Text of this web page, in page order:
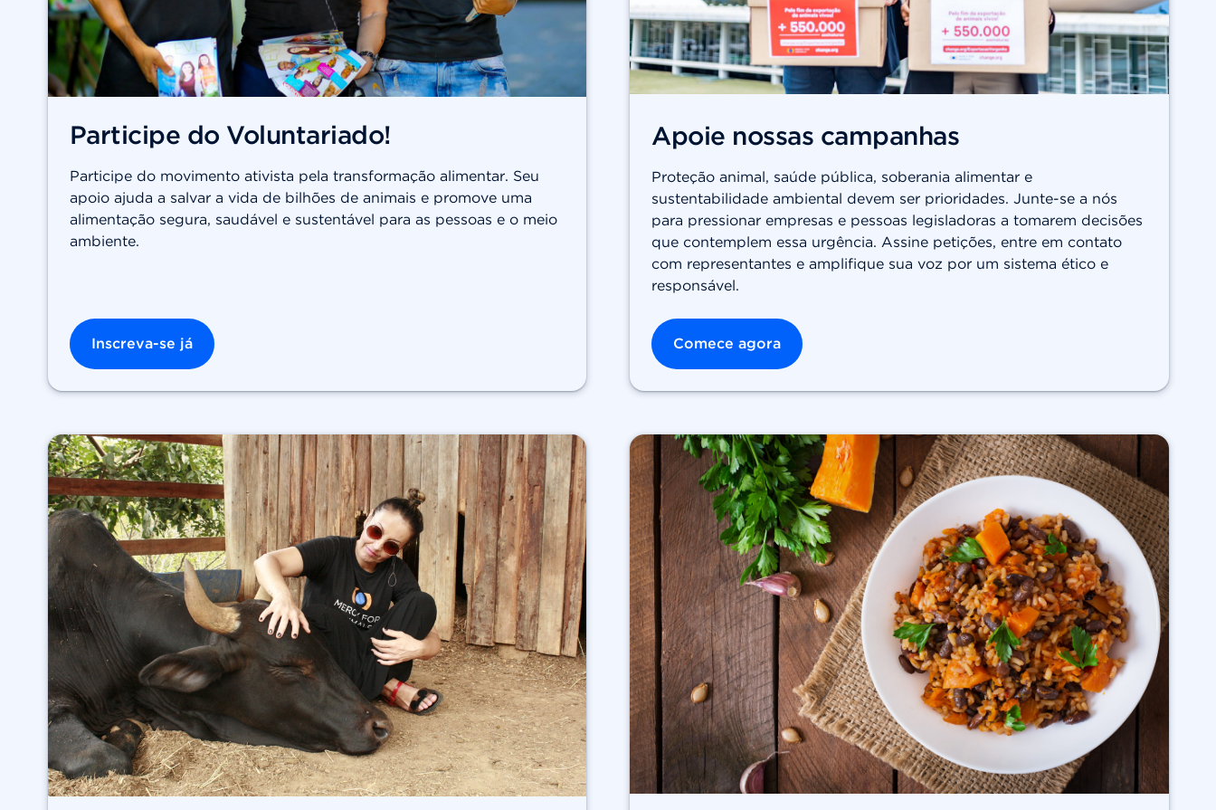
Participe do Voluntariado!
Participe do movimento ativista pela transformação alimentar. Seu
apoio ajuda a salvar a vida de bilhões de animais e promove uma
alimentação segura, saudável e sustentável para as pessoas e o meio
ambiente.
Inscreva-se já
Apoie nossas campanhas
Proteção animal, saúde pública, soberania alimentar e
sustentabilidade ambiental devem ser prioridades. Junte-se a nós
para pressionar empresas e pessoas legisladoras a tomarem decisões
que contemplem essa urgência. Assine petições, entre em contato
com representantes e amplifique sua voz por um sistema ético e
responsável.
Comece agora